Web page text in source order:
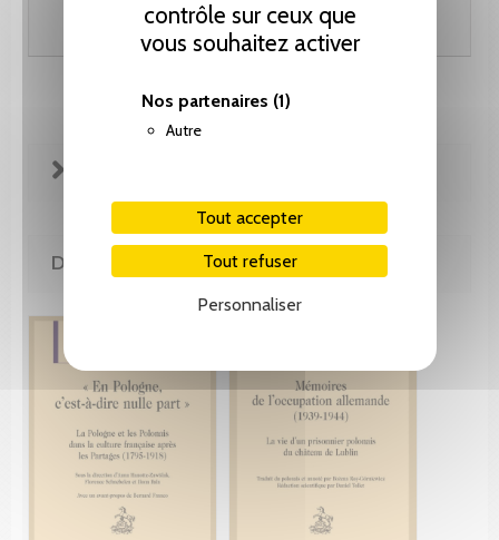
contrôle sur ceux que
vous souhaitez activer
Nos partenaires (1)
Autre
Tout accepter
Tout refuser
Personnaliser
Ajouter au panier
DE LA MÊME COLLECTION